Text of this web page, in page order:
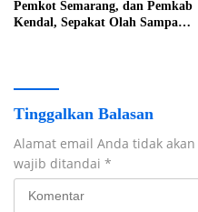
Pemkot Semarang, dan Pemkab
Kendal, Sepakat Olah Sampah
Tinggalkan Balasan
Alamat email Anda tidak
wajib ditandai *